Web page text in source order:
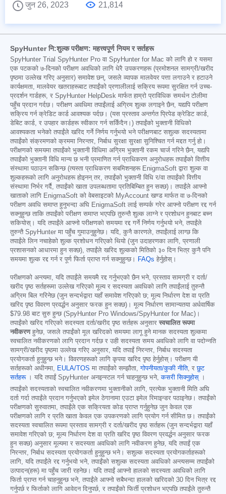
जुन 26, 2023
21,814
SpyHunter नि:शुल्क परीक्षण: महत्त्वपूर्ण नियम र सर्तहरू
SpyHunter Trial SpyHunter Pro वा SpyHunter for Mac को लागि हो र यसमा
एक पटकको ७-दिनको परीक्षण अवधिको लागि धेरै उपकरणहरू (प्रमोशनल सामग्री/खरीद
पृष्ठमा उल्लेख गरिए अनुसार) समावेश छन्, जसले व्यापक मालवेयर पत्ता लगाउने र हटाउने
कार्यक्षमता, मालवेयर खतराहरूबाट तपाईंको प्रणालीलाई सक्रिय रूपमा सुरक्षित गर्न उच्च-
प्रदर्शन गार्डहरू, र SpyHunter HelpDesk मार्फत हाम्रो प्राविधिक समर्थन टोलीमा
पहुँच प्रदान गर्दछ। परीक्षण अवधिमा तपाईंलाई अग्रिम शुल्क लगाइने छैन, यद्यपि परीक्षण
सक्रिय गर्न क्रेडिट कार्ड आवश्यक पर्दछ। (यस प्रस्ताव अन्तर्गत प्रिपेड क्रेडिट कार्ड,
डेबिट कार्ड, र उपहार कार्डहरू स्वीकार गर्न सकिँदैन।) तपाईंको भुक्तानी विधिको
आवश्यकता भनेको तपाईंले खरिद गर्ने निर्णय गर्नुभयो भने परीक्षणबाट सशुल्क सदस्यतामा
तपाईंको संक्रमणको क्रममा निरन्तर, निर्बाध सुरक्षा सुरक्षा सुनिश्चित गर्न मद्दत गर्नु हो।
परीक्षणको समयमा तपाईंको भुक्तानी विधिमा अग्रिम भुक्तानी रकम चार्ज गरिने छैन, यद्यपि
तपाईंको भुक्तानी विधि मान्य छ भनी प्रमाणित गर्न प्राधिकरण अनुरोधहरू तपाईंको वित्तीय
संस्थामा पठाउन सकिन्छ (त्यस्ता प्राधिकरण सबमिशनहरू EnigmaSoft द्वारा शुल्क वा
शुल्कहरूको लागि अनुरोधहरू होइनन् तर, तपाईंको भुक्तानी विधि र/वा तपाईंको वित्तीय
संस्थामा निर्भर गर्दै, तपाईंको खाता उपलब्धतामा प्रतिबिम्बित हुन सक्छ)। तपाईंले आफ्नो
खाताको लागि EnigmaSoft को वेबसाइटको MyAccount खण्ड मार्फत वा ७-दिनको
परीक्षण अवधि समाप्त हुनुभन्दा अघि EnigmaSoft लाई सम्पर्क गरेर आफ्नो परीक्षण रद्द गर्न
सक्नुहुन्छ ताकि तपाईंको परीक्षण समाप्त भएपछि तुरुन्तै शुल्क लाग्ने र प्रशोधन हुनबाट बच्न
सकियोस्। यदि तपाईंले आफ्नो परीक्षणको समयमा रद्द गर्ने निर्णय गर्नुभयो भने, तपाईंले
तुरुन्तै SpyHunter मा पहुँच गुमाउनुहुनेछ। यदि, कुनै कारणले, तपाईंलाई लाग्छ कि
तपाईंले लिन नचाहेको शुल्क प्रशोधन गरिएको थियो (जुन उदाहरणका लागि, प्रणाली
प्रशासनको आधारमा हुन सक्छ), तपाईंले खरिद शुल्कको मितिको ३० दिन भित्र कुनै पनि
समयमा शुल्क रद्द गर्न र पूर्ण फिर्ता प्राप्त गर्न सक्नुहुन्छ।
FAQs हेर्नुहोस्।
परीक्षणको अन्त्यमा, यदि तपाईंले समयमै रद्द गर्नुभएको छैन भने, प्रस्ताव सामग्री र दर्ता/
खरीद पृष्ठ सर्तहरूमा उल्लेख गरिएको मूल्य र सदस्यता अवधिको लागि तपाईंलाई तुरुन्तै
अग्रिम बिल गरिनेछ (जुन सन्दर्भद्वारा यहाँ समावेश गरिएको छ; मूल्य निर्धारण देश वा प्रति
खरिद पृष्ठ विवरण प्रवर्द्धन अनुसार फरक हुन सक्छ)। मूल्य निर्धारण सामान्यतया अर्धवार्षिक
$79.98 बाट सुरु हुन्छ (SpyHunter Pro Windows/SpyHunter for Mac)।
तपाईंको खरिद गरिएको सदस्यता दर्ता/खरीद पृष्ठ सर्तहरू अनुसार स्वचालित रूपमा
नवीकरणहुनेछ, जसले तपाईंको मूल खरिदको समयमा लागू हुने मानक सदस्यता शुल्कमा
स्वचालित नवीकरणको लागि प्रदान गर्दछ र उही सदस्यता समय अवधिको लागि वा पदोन्नति
सामग्री/खरीद पृष्ठमा उल्लेख गरिए अनुसार, यदि तपाईं निरन्तर, निर्बाध सदस्यता
प्रयोगकर्ता हुनुहुन्छ भने। विवरणहरूको लागि कृपया खरिद पृष्ठ हेर्नुहोस्। परीक्षण यी
सर्तहरूको अधीनमा, EULA/TOS मा तपाईंको सम्झौता,गोपनीयता/कुकी नीति, रछुट
सर्तहरू। यदि तपाईं SpyHunter अनइन्स्टल गर्न चाहनुहुन्छ भने,कसरी सिक्नुहोस् ।
तपाईंको सदस्यताको स्वचालित नवीकरणमा भुक्तानीको लागि, प्रत्येक भुक्तानी मिति अघि
दर्ता गर्दा तपाईंले प्रदान गर्नुभएको इमेल ठेगानामा एउटा इमेल रिमाइन्डर पठाइनेछ। तपाईंको
परीक्षणको सुरुवातमा, तपाईंले एक सक्रियता कोड प्राप्त गर्नुहुनेछ जुन केवल एक
परीक्षणको लागि र प्रति खाता केवल एक उपकरणको लागि प्रयोग गर्न सीमित छ। तपाईंको
सदस्यता स्वचालित रूपमा प्रस्ताव सामग्री र दर्ता/खरीद पृष्ठ सर्तहरू (जुन सन्दर्भद्वारा यहाँ
समावेश गरिएको छ; मूल्य निर्धारण देश वा प्रति खरिद पृष्ठ विवरण प्रवर्द्धन अनुसार फरक
हुन सक्छ) अनुसार मूल्यमा र सदस्यता अवधिको लागि नवीकरण हुनेछ, यदि तपाईं एक
निरन्तर, निर्बाध सदस्यता प्रयोगकर्ता हुनुहुन्छ भने। सशुल्क सदस्यता प्रयोगकर्ताहरूको
लागि, यदि तपाईंले रद्द गर्नुभयो भने, तपाईंको सशुल्क सदस्यता अवधिको अन्त्यसम्म तपाईंको
उत्पादन(हरू) मा पहुँच जारी रहनेछ। यदि तपाईं आफ्नो हालको सदस्यता अवधिको लागि
फिर्ता प्राप्त गर्न चाहनुहुन्छ भने, तपाईंले आफ्नो सबैभन्दा हालको खरिदको 30 दिन भित्र रद्द
गर्नुपर्छ र फिर्ताको लागि आवेदन दिनुपर्छ, र तपाईंको फिर्ती प्रशोधन भएपछि तपाईंले तुरुन्तै